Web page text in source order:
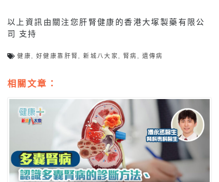
以上資訊由關注您肝腎健康的香港大塚製藥有限公
司 支持
健康,好健康靠肝腎,新城八大家, 腎病 , 遺傳病
相關文章：